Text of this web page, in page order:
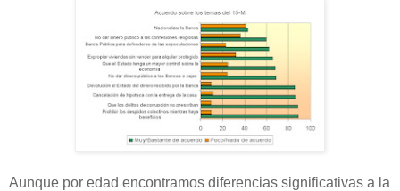
Aunque por edad encontramos diferencias significativas a la